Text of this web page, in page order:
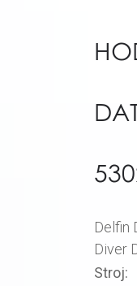
Delfin
Diver
Stroj: